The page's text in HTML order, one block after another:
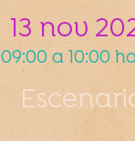
13 nov
09:00 a 10:00